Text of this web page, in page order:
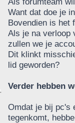
Want dat doe je
Bovendien is het
Als je na verloop
zullen we je
Dit klinkt
lid geworden?
Verder hebben
Omdat je bij pc's
tegenkomt,